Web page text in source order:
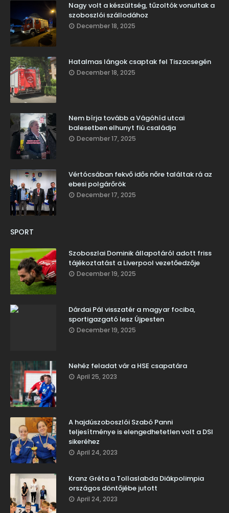
Nagy volt a készültség, tűzoltók vonultak a
szoboszlói szállodához
December 18, 2025
Hatalmas lángok csaptak fel Tiszacsegén
December 18, 2025
Nem bírja tovább a Vágóhíd utcai
balesetben elhunyt fiú családja
December 17, 2025
Vértócsában fekvő idős nőre találtak rá az
ebesi polgárőrök
December 17, 2025
SPORT
Szoboszlai Dominik állapotáról adott friss
tájékoztatást a Liverpool vezetőedzője
December 19, 2025
Dárdai Pál visszatér a magyar fociba,
sportigazgató lesz Újpesten
December 19, 2025
Nehéz feladat vár a HSE csapatára
April 25, 2023
A hajdúszoboszlói Szabó Panni
teljesítménye is elengedhetetlen volt a DSI
sikeréhez
April 24, 2023
Kranz Gréta a Tollaslabda Diákpolimpia
országos döntőjébe jutott
April 24, 2023